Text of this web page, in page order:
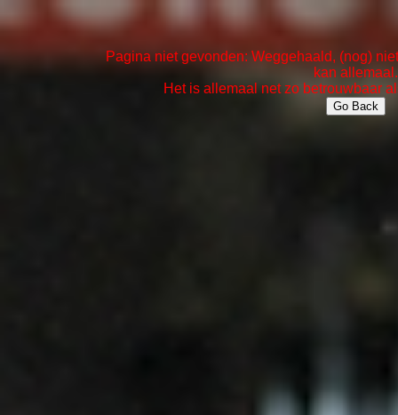
Pagina niet gevonden: Weggehaald, (nog)
kan allemaal.
Het is allemaal net zo betrouwbaar
Go Back